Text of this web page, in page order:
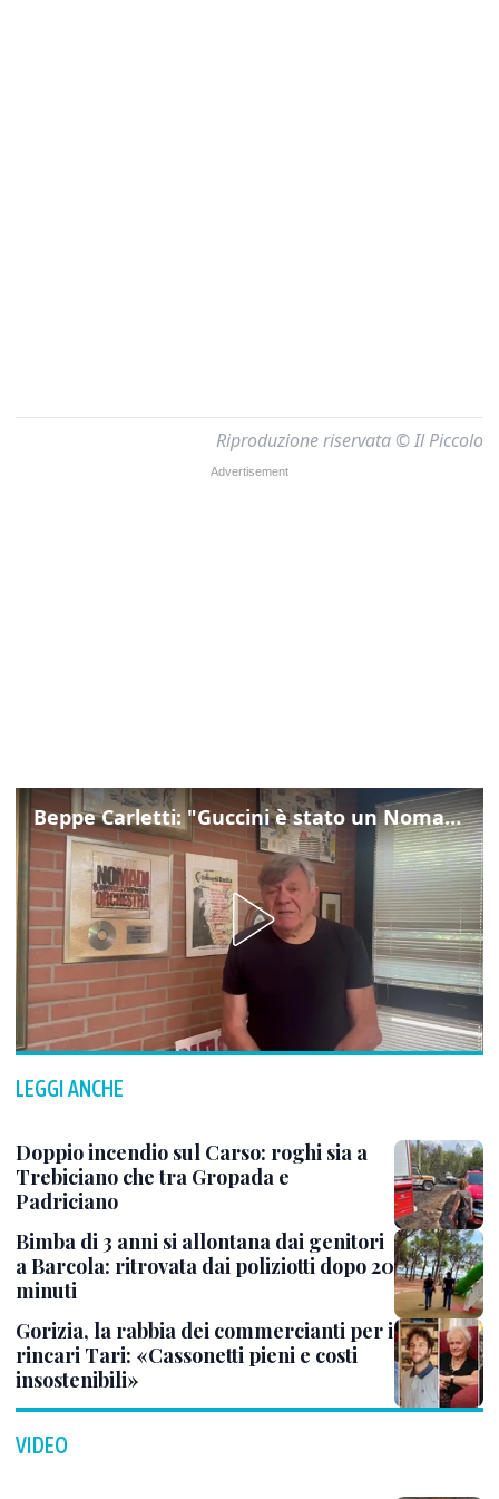
Riproduzione riservata © Il Piccolo
Beppe Carletti: "Guccini è stato un Nomade"
LEGGI ANCHE
Doppio incendio sul Carso: roghi sia a
Trebiciano che tra Gropada e
Padriciano
Bimba di 3 anni si allontana dai genitori
a Barcola: ritrovata dai poliziotti dopo 20
minuti
Gorizia, la rabbia dei commercianti per i
rincari Tari: «Cassonetti pieni e costi
insostenibili»
VIDEO